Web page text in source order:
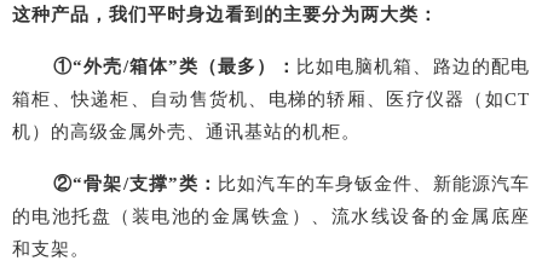
这种产品，我们平时身边看到的主要分为两大类：
①“外壳/箱体”类（最多）： 比如电脑机箱、路边的配电
箱柜、快递柜、自动售货机、电梯的轿厢、医疗仪器（如CT
机）的高级金属外壳、通讯基站的机柜。
②“骨架/支撑”类： 比如汽车的车身钣金件、新能源汽车
的电池托盘（装电池的金属铁盒）、流水线设备的金属底座
和支架。